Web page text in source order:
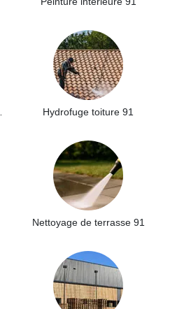
Hydrofuge toiture 91
Nettoyage de terrasse 91